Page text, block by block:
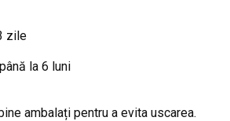
zile
la 6 luni
ambalați pentru a evita uscarea.